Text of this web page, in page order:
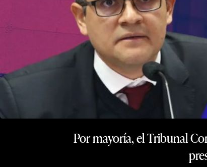
Por mayoría, el Tribunal